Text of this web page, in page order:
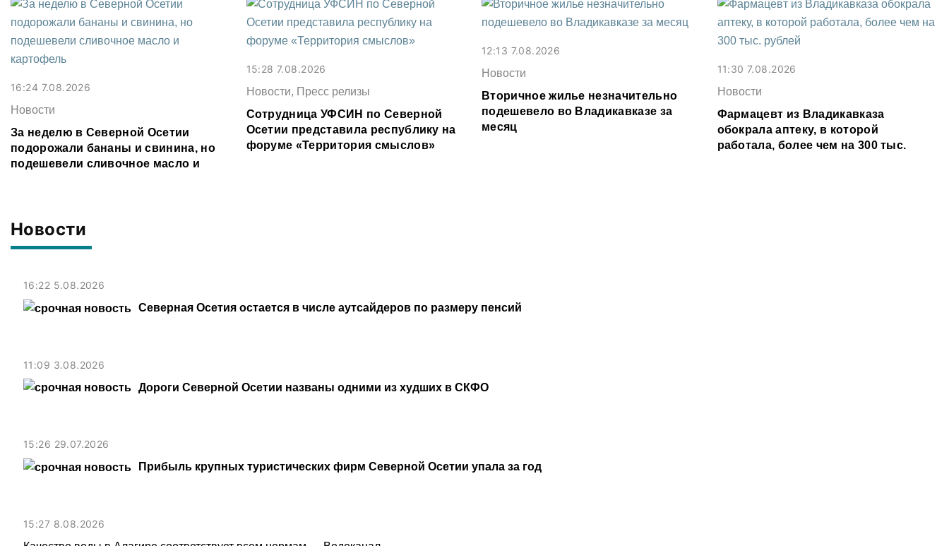
Новости
16:22 5.08.2026
Северная Осетия остается в числе аутсайдеров по размеру пенсий
11:09 3.08.2026
Дороги Северной Осетии названы одними из худших в СКФО
15:26 29.07.2026
Прибыль крупных туристических фирм Северной Осетии упала за год
15:27 8.08.2026
16:24 7.08.2026
Новости
За неделю в Северной Осетии
подорожали бананы и свинина, но
подешевели сливочное масло и
15:28 7.08.2026
Новости, Пресс релизы
Сотрудница УФСИН по Северной
Осетии представила республику на
форуме «Территория смыслов»
12:13 7.08.2026
Новости
Вторичное жилье незначительно
подешевело во Владикавказе за
месяц
11:30 7.08.2026
Новости
Фармацевт из Владикавказа
обокрала аптеку, в которой
работала, более чем на 300 тыс.